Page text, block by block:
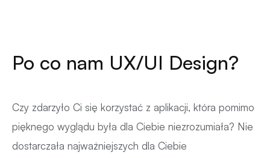
Po co nam UX/UI Design?
Czy zdarzyło Ci się korzystać z aplikacji, która pomimo
pięknego wyglądu była dla Ciebie niezrozumiała? Nie
dostarczała najważniejszych dla Ciebie